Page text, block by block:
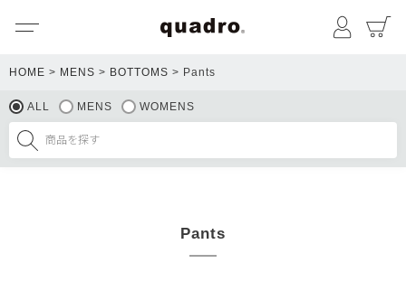
マイペ
HOME MENS BOTTOMS Pants
ALL MENS WOMENS
Pants